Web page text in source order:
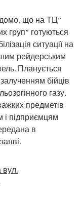
що на ТЦ”
груп” готуються
ситуації на
рейдерським
Планується
бійців
газу,
предметів
і підприємцям
в
вул.